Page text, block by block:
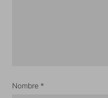
Nombre *